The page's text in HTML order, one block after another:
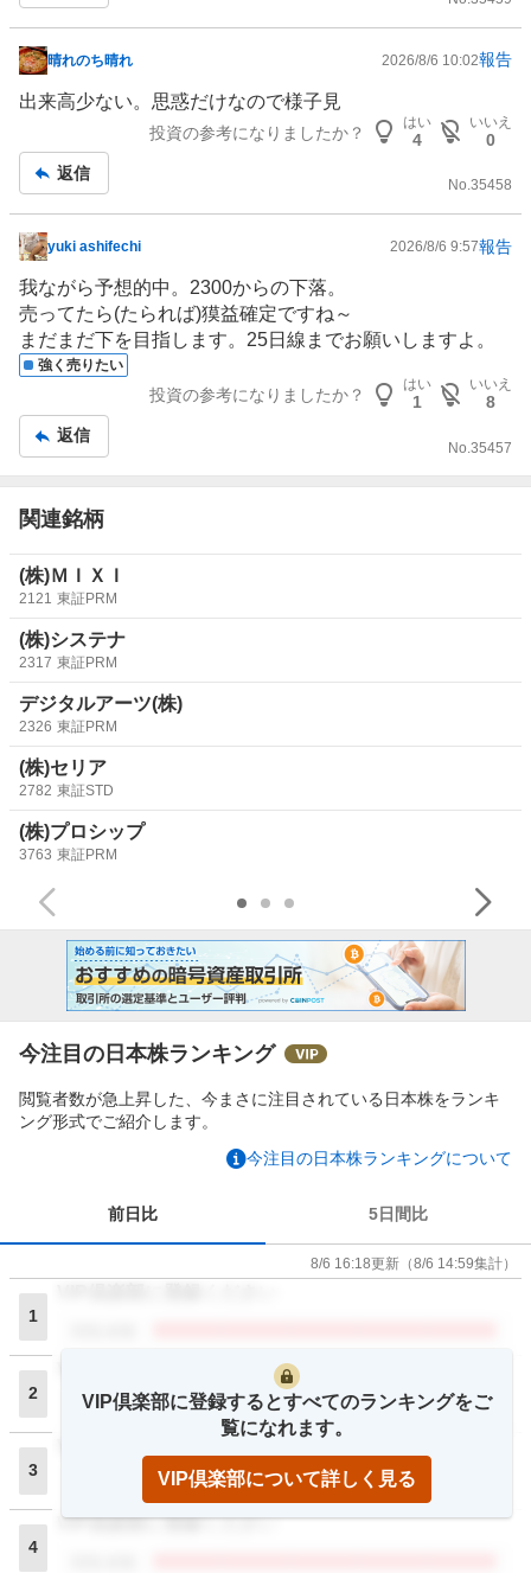
掲
示
記
事
晴れのち晴れ 2026/8/6 10:02報告
出来高少ない。思惑だけなので様子見
投資の参考になりましたか？
はい
4
いいえ
0
返信
No.35458
掲
示
板
記
事
yuki ashifechi 2026/8/6 9:57報告
我ながら予想的中。2300からの下落。
売ってたら(たられば)獏益確定ですね～
まだまだ下を目指します。25日線までお願いしますよ。
強く売りたい
投資の参考になりましたか？
はい
1
いいえ
8
返信
No. 35457
関連銘柄
(株)ＭＩＸＩ
2121 東証PRM
(株)システナ
2317 東証PRM
デジタルアーツ(株)
2326 東証PRM
(株)セリア
2782 東証STD
(株)プロシップ
3763 東証PRM
今注目の日本株ランキング
閲覧者数が急上昇した、今まさに注目されている日本株をランキ
ング形式でご紹介します。
今注目の日本株ランキングについて
前日比 5日間比
8/6 16:18更新 （8/6 14:59集計）
1
2
VIP倶楽部に登録ください
閲覧者数
3
4
VIP倶楽部に登録ください
VIP倶楽部に登録するとすべてのランキングをご
覧になれます。
VIP倶楽部について詳しく見る